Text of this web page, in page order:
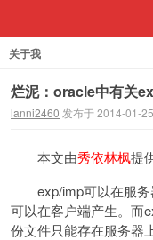
关于我
烂泥：oracle中有关
lanni2460 发布于 2014-01-25
本文由秀依林枫提
exp/imp可以在服
可以在客户端产生。而
份文件只能存在服务器